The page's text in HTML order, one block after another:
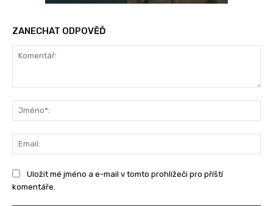
ZANECHAT ODPOVĚĎ
Uložit mé jméno a e-mail v tomto prohlížeči pro příští
komentáře.